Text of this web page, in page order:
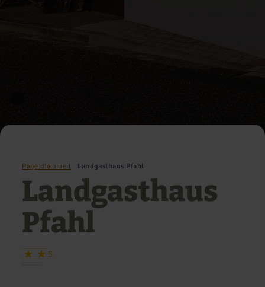
Page d'accueil Landgasthaus Pfahl
Landgasthaus
Pfahl
S